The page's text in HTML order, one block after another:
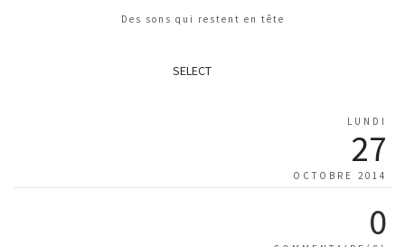
Des sons qui restent en tête
SELECT
LUNDI
27
OCTOBRE 2014
0